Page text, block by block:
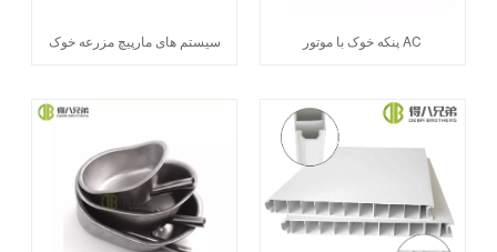
سیستم های مارپیچ مزرعه خوک پنکه خوک با موتور AC